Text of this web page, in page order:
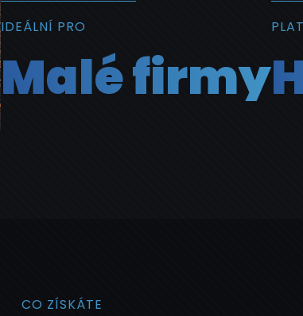
IDEÁLNÍ PRO
Malé firmy
CO ZÍSKÁTE